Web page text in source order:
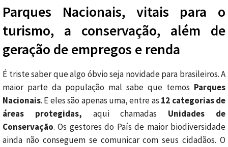
Parques Nacionais, vitais para o
turismo, a conservação, além de
geração de empregos e renda
É triste saber que algo óbvio seja novidade para brasileiros. A
maior parte da população mal sabe que temos Parques
Nacionais. E eles são apenas uma, entre as 12 categorias de
áreas protegidas, aqui chamadas Unidades de
Conservação. Os gestores do País de maior biodiversidade
ainda não conseguem se comunicar com seus cidadãos. O